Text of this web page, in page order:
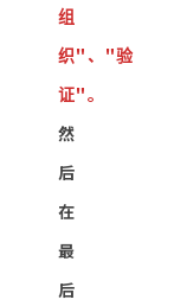
组
织"、"验
证"。
然
后
在
最
后